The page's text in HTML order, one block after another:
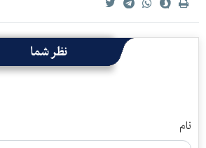
نظر شما
نام